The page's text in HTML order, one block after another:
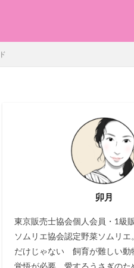
卯月
東京販売士協会個人会員・1級
ソムリエ協会認定野菜ソムリエ
だけじゃない 飼育が難しい動
覚悟が必要。愛するうさぎのた